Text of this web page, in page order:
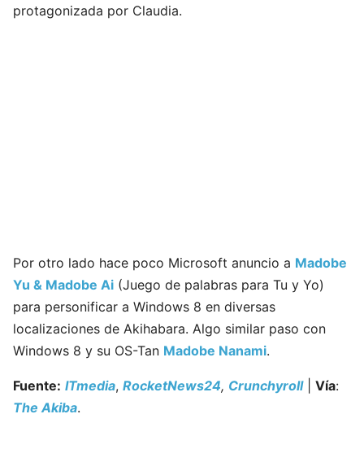
protagonizada por Claudia.
Por otro lado hace poco Microsoft anuncio a Madobe
Yu & Madobe Ai (Juego de palabras para Tu y Yo)
para personificar a Windows 8 en diversas
localizaciones de Akihabara. Algo similar paso con
Windows 8 y su OS-Tan Madobe Nanami.
Fuente: ITmedia, RocketNews24, Crunchyroll| Vía:
The Akiba.